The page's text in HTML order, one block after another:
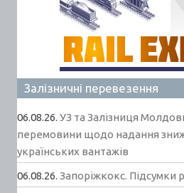
Залізничні перевезення
06.08.26. УЗ та Залізниця
перемовини щодо надання
українських вантажів
06.08.26. Запоріжкокс. Підсумки